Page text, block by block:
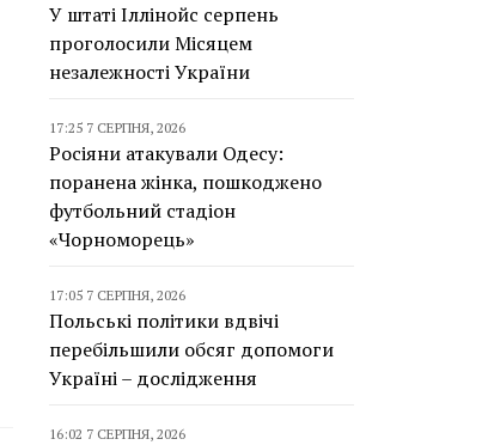
У штаті Іллінойс серпень
проголосили Місяцем
незалежності України
17:25 7 СЕРПНЯ, 2026
Росіяни атакували Одесу:
поранена жінка, пошкоджено
футбольний стадіон
«Чорноморець»
17:05 7 СЕРПНЯ, 2026
Польські політики вдвічі
перебільшили обсяг допомоги
Україні – дослідження
16:02 7 СЕРПНЯ, 2026